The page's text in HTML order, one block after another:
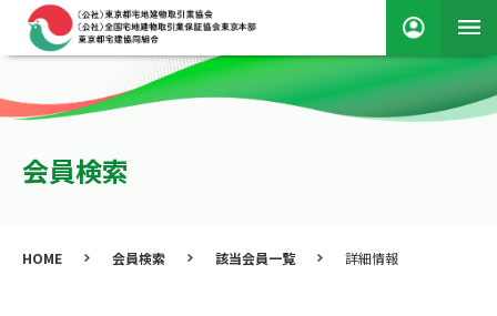
会員検索
HOME 会員検索 該当会員一覧 詳細情報